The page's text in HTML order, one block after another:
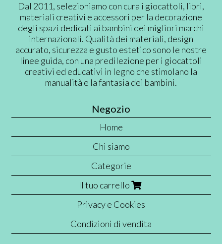
Dal 2011, selezioniamo con cura i giocattoli, libri,
materiali creativi e accessori per la decorazione
degli spazi dedicati ai bambini dei migliori marchi
internazionali. Qualità dei materiali, design
accurato, sicurezza e gusto estetico sono le nostre
linee guida, con una predilezione per i giocattoli
creativi ed educativi in legno che stimolano la
manualità e la fantasia dei bambini.
Negozio
Home
Chi siamo
Categorie
Il tuo carrello
Privacy e Cookies
Condizioni di vendita